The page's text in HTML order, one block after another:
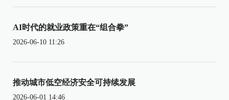
AI时代的就业政策重在“组合拳”
2026-06-10 11:26
推动城市低空经济安全可持续发展
2026-06-01 14:46